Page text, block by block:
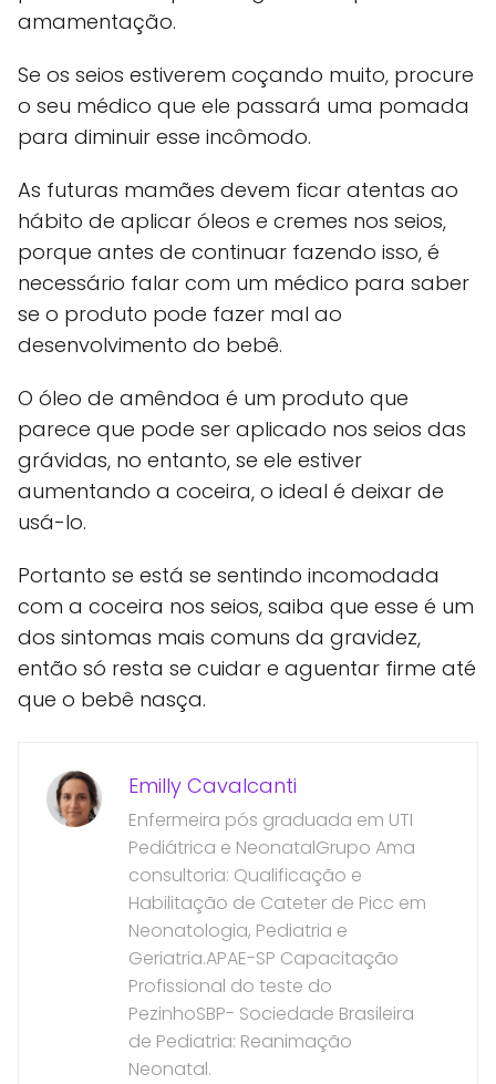
amamentação.
Se os seios estiverem coçando muito, procure
o seu médico que ele passará uma pomada
para diminuir esse incômodo.
As futuras mamães devem ficar atentas ao
hábito de aplicar óleos e cremes nos seios,
porque antes de continuar fazendo isso, é
necessário falar com um médico para saber
se o produto pode fazer mal ao
desenvolvimento do bebê.
O óleo de amêndoa é um produto que
parece que pode ser aplicado nos seios das
grávidas, no entanto, se ele estiver
aumentando a coceira, o ideal é deixar de
usá-lo.
Portanto se está se sentindo incomodada
com a coceira nos seios, saiba que esse é um
dos sintomas mais comuns da gravidez,
então só resta se cuidar e aguentar firme até
que o bebê nasça.
Emilly Cavalcanti
Enfermeira pós graduada em UTI
Pediátrica e NeonatalGrupo Ama
consultoria: Qualificação e
Habilitação de Cateter de Picc em
Neonatologia, Pediatria e
Geriatria.APAE-SP Capacitação
Profissional do teste do
PezinhoSBP- Sociedade Brasileira
de Pediatria: Reanimação
Neonatal.